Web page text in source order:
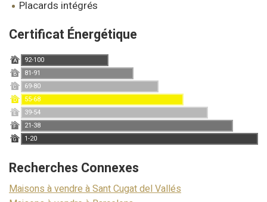
placards intégrés
Certificat Énergétique
A 92-100
B 81-91
C 69-80
D 55-68
E 39-54
F 21-38
G 1-20
Recherches Connexes
Maisons à vendre à Sant Cugat del Vallés